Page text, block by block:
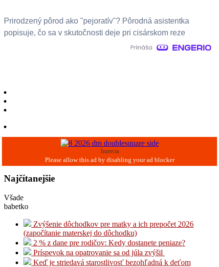
Prirodzený pôrod ako "pejoratív"? Pôrodná asistentka
popisuje, čo sa v skutočnosti deje pri cisárskom reze
Inzercia
Najčítanejšie
Všade
babetko
Zvýšenie dôchodkov pre matky a ich prepočet 2026
(započítanie materskej do dôchodku)
2 % z dane pre rodičov: Kedy dostanete peniaze?
Príspevok na opatrovanie sa od júla zvýšil
Keď je striedavá starostlivosť bezohľadná k deťom